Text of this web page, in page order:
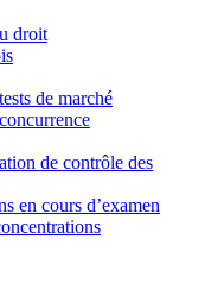
droit
de marché
de contrôle des
en cours d’examen